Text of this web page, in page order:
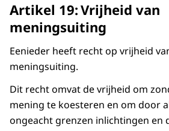
Artikel 19: Vrijheid van
meningsuiting
Eenieder heeft recht op vrijheid
meningsuiting.
Dit recht omvat de vrijheid om
mening te koesteren en om door
ongeacht grenzen inlichtingen en